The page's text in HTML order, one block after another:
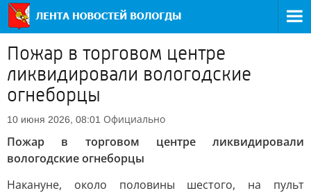
Пожар в торговом центре
ликвидировали вологодские
огнеборцы
10 июня 2026, 08:01 Официально
Пожар в торговом центре ликвидировали
вологодские огнеборцы
Накануне, около половины шестого, на пульт